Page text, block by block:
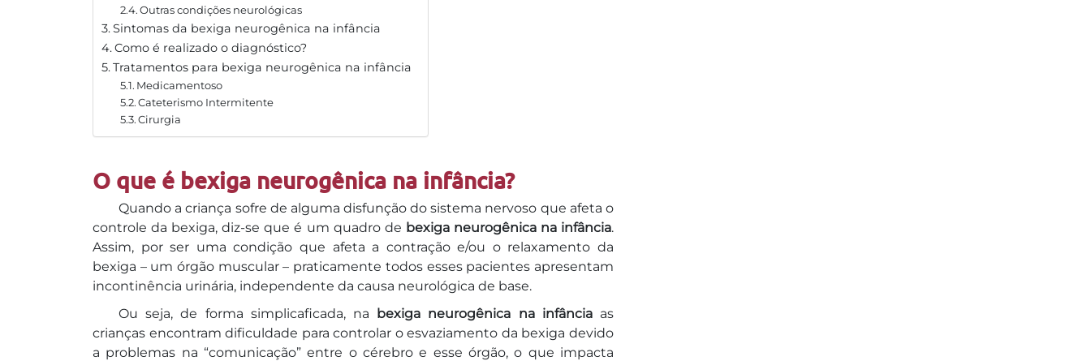
Outras condições neurológicas
Sintomas da bexiga neurogênica na infância
Como é realizado o diagnóstico?
Tratamentos para bexiga neurogênica na infância
Medicamentoso
Cateterismo Intermitente
Cirurgia
O que é bexiga neurogênica na infância?
Quando a criança sofre de alguma disfunção do sistema nervoso que afeta o
controle da bexiga, diz-se que é um quadro de bexiga neurogênica na infância.
Assim, por ser uma condição que afeta a contração e/ou o relaxamento da
bexiga – um órgão muscular – praticamente todos esses pacientes apresentam
incontinência urinária, independente da causa neurológica de base.
Ou seja, de forma simplicaficada, na bexiga neurogênica na infânciaas
crianças encontram dificuldade para controlar o esvaziamento da bexiga devido
a problemas na “comunicação” entre o cérebro e esse órgão, o que impacta